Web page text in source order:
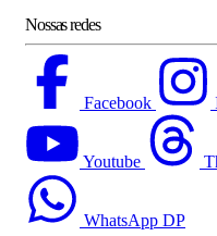
Nossas redes
Facebook
Youtube
WhatsApp DP